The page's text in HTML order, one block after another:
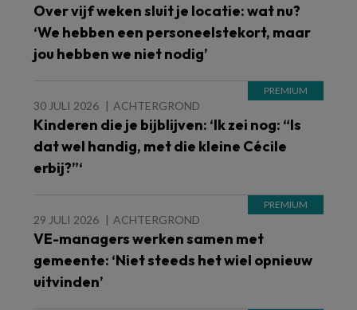
Over vijf weken sluit je locatie: wat nu?
‘We hebben een personeelstekort, maar
jou hebben we niet nodig’
30 JULI 2026 ACHTERGROND
Kinderen die je bijblijven: ‘Ik zei nog: “Is
dat wel handig, met die kleine Cécile
erbij?”‘
29 JULI 2026 ACHTERGROND
VE-managers werken samen met
gemeente: ‘Niet steeds het wiel opnieuw
uitvinden’